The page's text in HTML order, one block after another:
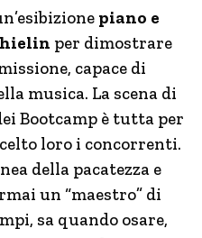
piano e
per dimostrare
capace di
musica. La scena di
Bootcamp è tutta per
loro i concorrenti.
della pacatezza e
un “maestro” di
sa quando osare,